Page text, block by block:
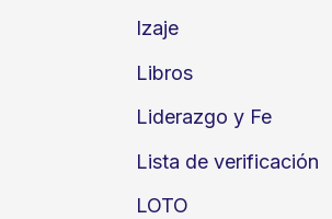
Izaje
Libros
Liderazgo y Fe
Lista de verificación
LOTO